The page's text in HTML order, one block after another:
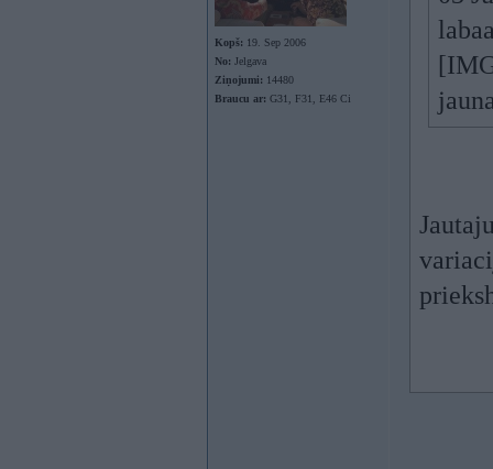
Kopš: 19. Sep 2006
No: Jelgava
Ziņojumi: 14480
Braucu ar: G31, F31, E46 Ci